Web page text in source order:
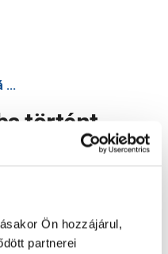
Ön hozzájárul,
partnerei
...
történt